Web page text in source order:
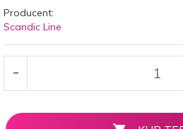
Producent:
Scandic Line